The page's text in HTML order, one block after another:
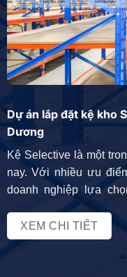
Dự án lắp đặt kệ kho
Dương
Kệ Selective là một
nay. Với nhiều ưu
doanh nghiệp lựa
Vinatech Group đã
tại công ty FABICO
XEM CHI TIẾT